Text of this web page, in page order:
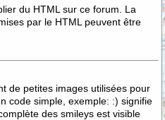
du HTML sur ce forum. La
par le HTML peuvent être
de petites images utilisées pour
code simple, exemple: :) signifie
des smileys est visible